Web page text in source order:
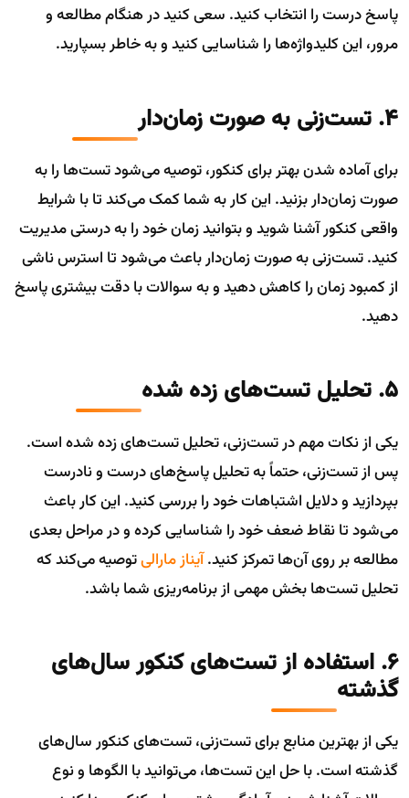
پاسخ درست را انتخاب کنید. سعی کنید در هنگام مطالعه و
مرور، این کلیدواژه‌ها را شناسایی کنید و به خاطر بسپارید.
4. تست‌زنی به صورت زمان‌دار
برای آماده شدن بهتر برای کنکور، توصیه می‌شود تست‌ها را به
صورت زمان‌دار بزنید. این کار به شما کمک می‌کند تا با شرایط
واقعی کنکور آشنا شوید و بتوانید زمان خود را به درستی مدیریت
کنید. تست‌زنی به صورت زمان‌دار باعث می‌شود تا استرس ناشی
از کمبود زمان را کاهش دهید و به سوالات با دقت بیشتری پاسخ
دهید.
5. تحلیل تست‌های زده شده
یکی از نکات مهم در تست‌زنی، تحلیل تست‌های زده شده است.
پس از تست‌زنی، حتماً به تحلیل پاسخ‌های درست و نادرست
بپردازید و دلایل اشتباهات خود را بررسی کنید. این کار باعث
می‌شود تا نقاط ضعف خود را شناسایی کرده و در مراحل بعدی
مطالعه بر روی آن‌ها تمرکز کنید.آیناز مارالیتوصیه می‌کند که
تحلیل تست‌ها بخش مهمی از برنامه‌ریزی شما باشد.
6. استفاده از تست‌های کنکور سال‌های
گذشته
یکی از بهترین منابع برای تست‌زنی، تست‌های کنکور سال‌های
گذشته است. با حل این تست‌ها، می‌توانید با الگوها و نوع